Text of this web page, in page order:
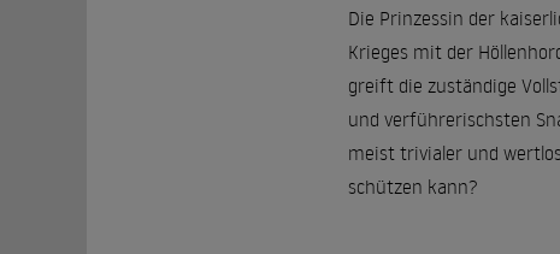
Die Prinzessin der
Krieges mit der
greift die zuständige
und verführerischsten
meist trivialer und
schützen kann?